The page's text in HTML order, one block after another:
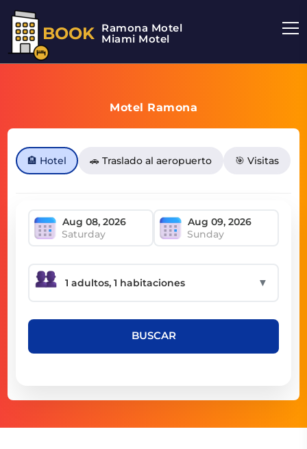
BOOK Ramona Motel
Miami Motel
Motel Ramona
🏨 Hotel 🚗 Traslado al aeropuerto 🎯 Visitas
Saturday Sunday
▼
BUSCAR